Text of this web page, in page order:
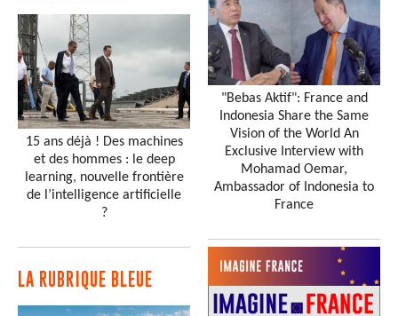
15 ans déjà ! Des machines
et des hommes : le deep
learning, nouvelle frontière
de l’intelligence artificielle
?
LA RUBRIQUE BLEUE
"Bebas Aktif": France and
Indonesia Share the Same
Vision of the World An
Exclusive Interview with
Mohamad Oemar,
Ambassador of Indonesia to
France